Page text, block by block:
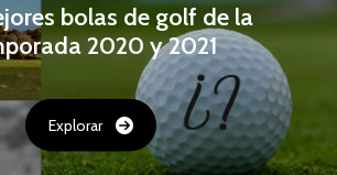
bolas de golf de la
2020 y 2021
Explorar